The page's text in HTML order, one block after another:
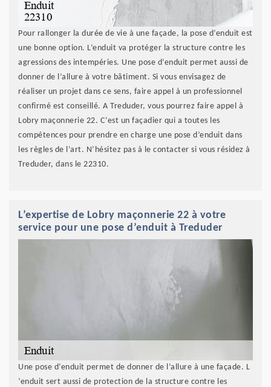
Pour rallonger la durée de vie à une façade, la pose d’enduit est
une bonne option. L’enduit va protéger la structure contre les
agressions des intempéries. Une pose d’enduit permet aussi de
donner de l’allure à votre bâtiment. Si vous envisagez de
réaliser un projet dans ce sens, faire appel à un professionnel
confirmé est conseillé. A Treduder, vous pourrez faire appel à
Lobry maçonnerie 22. C’est un façadier qui a toutes les
compétences pour prendre en charge une pose d’enduit dans
les règles de l’art. N’hésitez pas à le contacter si vous résidez à
Treduder, dans le 22310.
L’expertise de Lobry maçonnerie 22 à votre
service pour une pose d’enduit à Treduder
Une pose d’enduit permet de donner de l’allure à une façade. L
‘enduit sert aussi de protection de la structure contre les